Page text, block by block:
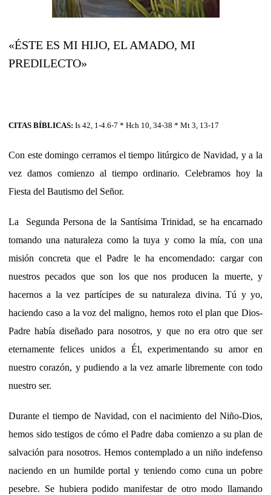
«ÉSTE ES MI HIJO, EL AMADO, MI
PREDILECTO»
CITAS BÍBLICAS: Is 42, 1-4.6-7 * Hch 10, 34-38 * Mt 3, 13-17
Con este domingo cerramos el tiempo litúrgico de Navidad, y a la
vez damos comienzo al tiempo ordinario. Celebramos hoy la
Fiesta del Bautismo del Señor.
La Segunda Persona de la Santísima Trinidad, se ha encarnado
tomando una naturaleza como la tuya y como la mía, con una
misión concreta que el Padre le ha encomendado: cargar con
nuestros pecados que son los que nos producen la muerte, y
hacernos a la vez partícipes de su naturaleza divina. Tú y yo,
haciendo caso a la voz del maligno, hemos roto el plan que Dios-
Padre había diseñado para nosotros, y que no era otro que ser
eternamente felices unidos a Él, experimentando su amor en
nuestro corazón, y pudiendo a la vez amarle libremente con todo
nuestro ser.
Durante el tiempo de Navidad, con el nacimiento del Niño-Dios,
hemos sido testigos de cómo el Padre daba comienzo a su plan de
salvación para nosotros. Hemos contemplado a un niño indefenso
naciendo en un humilde portal y teniendo como cuna un pobre
pesebre. Se hubiera podido manifestar de otro modo llamando